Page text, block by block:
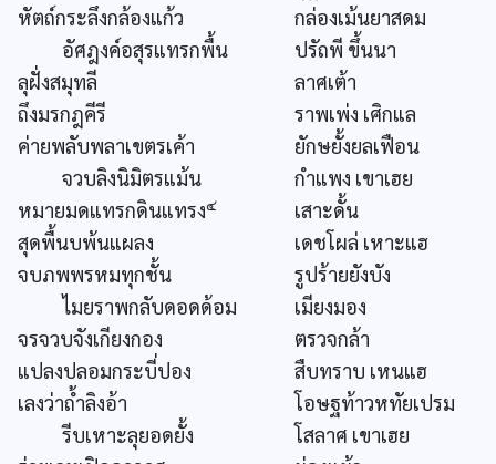
หัตถ์กระลึงกล้องแก้ว
กล่องเม้นยาสดม
อัศฎงค์อสุรแทรกพื้น
ปรัถพี ขึ้นนา
ลุฝั่งสมุทลี
ลาศเต้า
ถึงมรกฎคีรี
ราพเพ่ง เศิกแล
ค่ายพลับพลาเขตรเค้า
ยักษยั้งยลเฟือน
จวบลิงนิมิตรแม้น
กำแพง เขาเฮย
หมายมดแทรกดินแทรง๔
เสาะดั้น
สุดพื้นบพ้นแผลง
เดชโผล่ เหาะแฮ
จบภพพรหมทุกชั้น
รูปร้ายยังบัง
ไมยราพกลับดอดด้อม
เมียงมอง
จรจวบจังเกียงกอง
ตรวจกล้า
แปลงปลอมกระบี่ปอง
สืบทราบ เหนแฮ
เลงว่าถ้ำลิงอ้า
โอษฐท้าวหทัยเปรม
รีบเหาะลุยอดยั้ง
โสลาศ เขาเฮย